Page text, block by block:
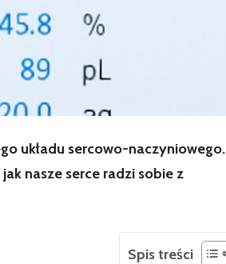
układu sercowo-naczyniowego.
nasze serce radzi sobie z
Spis treści